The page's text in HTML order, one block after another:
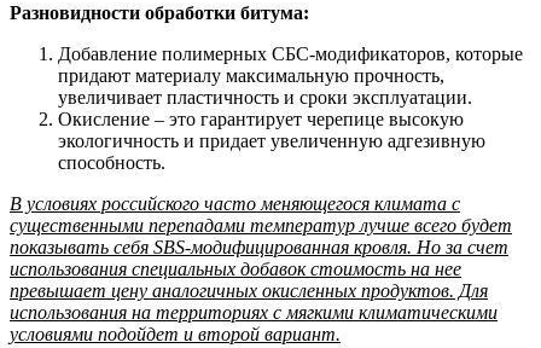
Разновидности обработки битума:
Добавление полимерных СБС-модификаторов, которые
придают материалу максимальную прочность,
увеличивает пластичность и сроки эксплуатации.
Окисление – это гарантирует черепице высокую
экологичность и придает увеличенную адгезивную
способность.
В условиях российского часто меняющегося климата с
существенными перепадами температур лучше всего будет
показывать себя SBS-модифицированная кровля. Но за счет
использования специальных добавок стоимость на нее
превышает цену аналогичных окисленных продуктов. Для
использования на территориях с мягкими климатическими
условиями подойдет и второй вариант.